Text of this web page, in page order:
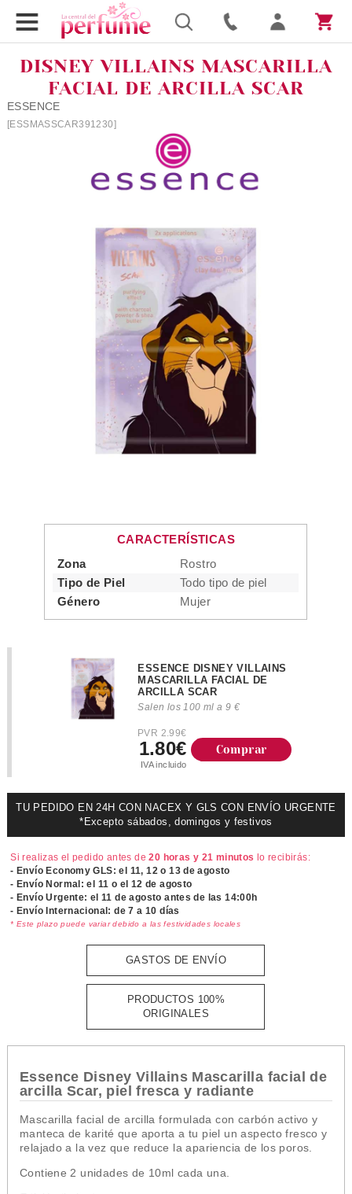
DISNEY VILLAINS MASCARILLA
FACIAL DE ARCILLA SCAR
ESSENCE
[ESSMASSCAR391230]
CARACTERÍSTICAS
Zona
Rostro
Tipo de Piel
Todo tipo de piel
Género
Mujer
ESSENCE DISNEY VILLAINS
MASCARILLA FACIAL DE
ARCILLA SCAR
Salen los 100 ml a 9 €
PVR 2.99€
1.80€
IVA incluido
Comprar
TU PEDIDO EN 24H CON NACEX Y GLS CON ENVÍO URGENTE
*Excepto sábados, domingos y festivos
Si realizas el pedido antes de20 horas y 21 minutos lo recibirás:
- Envío Economy GLS: el 11, 12 o 13 de agosto
- Envío Normal: el 11 o el 12 de agosto
- Envío Urgente: el11 de agosto antes de las 14:00h
- Envío Internacional: de 7 a 10 días
* Este plazo puede variar debido a las festividades locales
GASTOS DE ENVÍO
PRODUCTOS 100%
ORIGINALES
Essence Disney Villains Mascarilla facial de
arcilla Scar, piel fresca y radiante
Mascarilla facial de arcilla formulada con carbón activo y
manteca de karité que aporta a tu piel un aspecto fresco y
relajado a la vez que reduce la apariencia de los poros.
Contiene 2 unidades de 10ml cada una.